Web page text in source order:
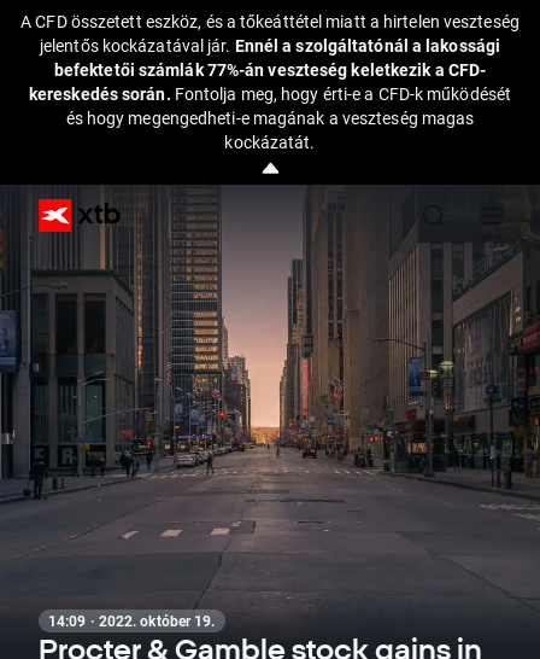
A CFD összetett eszköz, és a tőkeáttétel miatt a hirtelen veszteség
jelentős kockázatával jár. Ennél a szolgáltatónál a lakossági
befektetői számlák 77%-án veszteség keletkezik a CFD-
kereskedés során. Fontolja meg, hogy érti-e a CFD-k működését
és hogy megengedheti-e magának a veszteség magas
kockázatát.
14:09 · 2022. október 19.
Procter & Gamble stock gains in